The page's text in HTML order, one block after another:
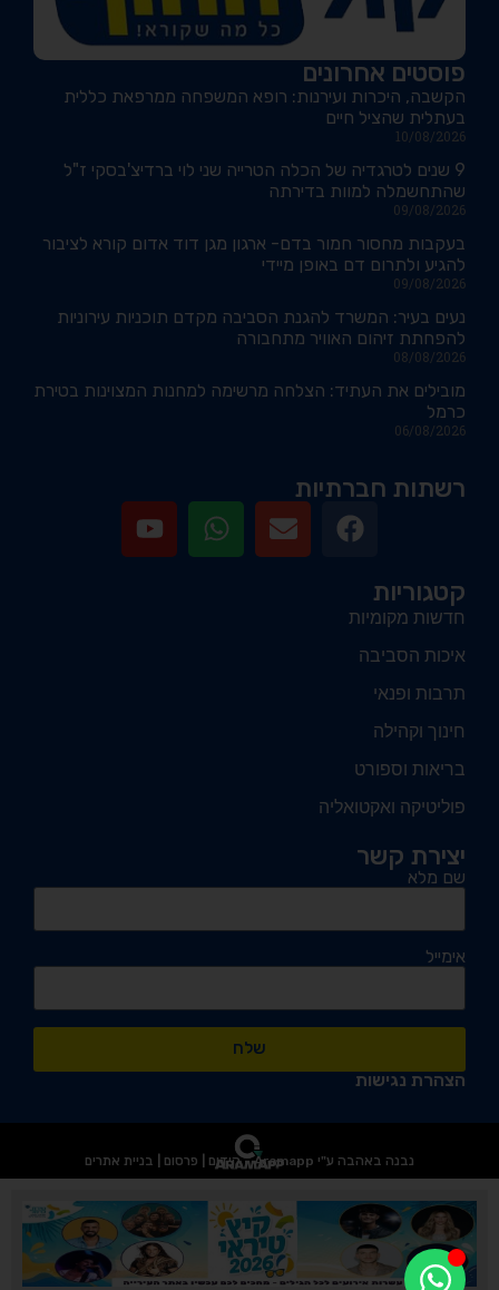
פוסטים אחרונים
הקשבה, היכרות ועירנות: רופא המשפחה ממרפאת כללית
בעתלית שהציל חיים
10/08/2026
9 שנים לטרגדיה של הכלה הטרייה שני לוי ברדיצ'בסקי ז"ל
שהתחשמלה למוות בדירתה
09/08/2026
בעקבות מחסור חמור בדם- ארגון מגן דוד אדום קורא לציבור
להגיע ולתרום דם באופן מיידי
09/08/2026
נעים בעיר: המשרד להגנת הסביבה מקדם תוכניות עירוניות
להפחתת זיהום האוויר מתחבורה
08/08/2026
מובילים את העתיד: הצלחה מרשימה למחנות המצוינות בטירת
כרמל
06/08/2026
רשתות חברתיות
קטגוריות
חדשות מקומיות
איכות הסביבה
תרבות ופנאי
חינוך וקהילה
בריאות וספורט
פוליטיקה ואקטואליה
יצירת קשר
שם מלא
אימייל
שלח
הצהרת נגישות
נבנה באהבה ע"י Aramapp - קידום | פרסום | בניית אתרים